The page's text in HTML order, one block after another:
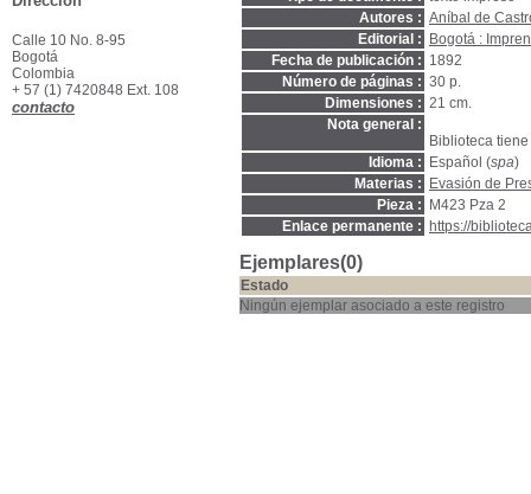
Autores : Aníbal de
Editorial :
Bogotá :
Fecha de publicación : 1892
Número de páginas : 30 p.
Dimensiones : 21 cm.
Nota general :
Biblioteca
Idioma :
Español (spa)
Materias :
Evasión de
Pieza :
M423 Pza 2
Enlace permanente :
https://
Ejemplares(0)
Estado
Ningún ejemplar asociado a este registro
Calle 10 No. 8-95
Bogotá
Colombia
+ 57 (1) 7420848 Ext. 108
contacto